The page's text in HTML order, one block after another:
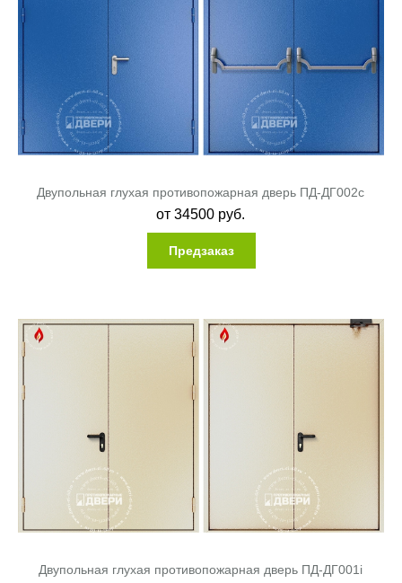
Двупольная глухая противопожарная дверь ПД-ДГ002c
от34500 руб.
Предзаказ
Двупольная глухая противопожарная дверь ПД-ДГ001i